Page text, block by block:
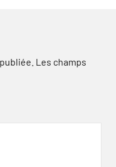
Les champs